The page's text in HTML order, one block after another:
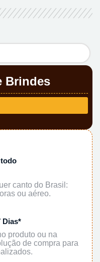
Brindes
canto do Brasil:
ou aéreo.
Dias*
produto ou na
de compra para